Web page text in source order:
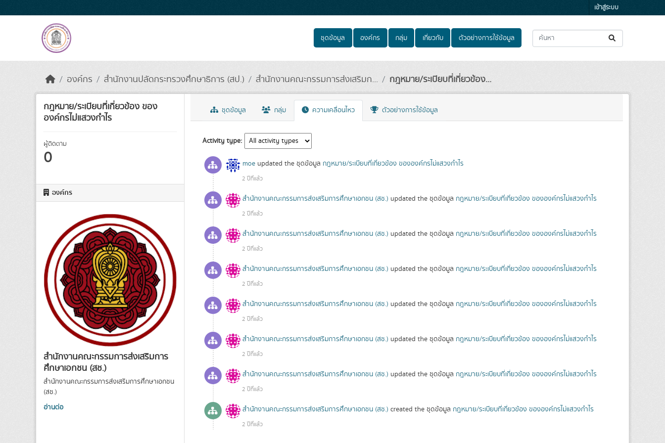
เข้าสู่ระบบ
ชุดข้อมูล องค์กร กลุ่ม เกี่ยวกับ ตัวอย่างการใช้ข้อมูล
องค์กร สำนักงานปลัดกระทรวงศึกษาธิการ (สป.) สำนักงานคณะกรรมการส่งเสริมก... กฎหมาย/ระเบียบที่เกี่ยวข้อง...
กฎหมาย/ระเบียบที่เกี่ยวข้อง ของ
องค์กรไม่แสวงกำไร
ผู้ติดตาม
0
องค์กร
สำนักงานคณะกรรมการส่งเสริมการ
ศึกษาเอกชน (สช.)
สำนักงานคณะกรรมการส่งเสริมการศึกษาเอกชน
(สช.)
อ่านต่อ
ชุดข้อมูล กลุ่ม ความเคลื่อนไหว ตัวอย่างการใช้ข้อมูล
Activity type
moe updated the ชุดข้อมูลกฎหมาย/ระเบียบที่เกี่ยวข้อง ขององค์กรไม่แสวงกำไร
2 ปีที่แล้ว
สำนักงานคณะกรรมการส่งเสริมการศึกษาเอกชน (สช.) updated the ชุดข้อมูลกฎหมาย/ระเบียบที่เกี่ยวข้อง ขององค์กรไม่แสวงกำไร
2 ปีที่แล้ว
สำนักงานคณะกรรมการส่งเสริมการศึกษาเอกชน (สช.) updated the ชุดข้อมูลกฎหมาย/ระเบียบที่เกี่ยวข้อง ขององค์กรไม่แสวงกำไร
2 ปีที่แล้ว
สำนักงานคณะกรรมการส่งเสริมการศึกษาเอกชน (สช.) updated the ชุดข้อมูลกฎหมาย/ระเบียบที่เกี่ยวข้อง ขององค์กรไม่แสวงกำไร
2 ปีที่แล้ว
สำนักงานคณะกรรมการส่งเสริมการศึกษาเอกชน (สช.) updated the ชุดข้อมูลกฎหมาย/ระเบียบที่เกี่ยวข้อง ขององค์กรไม่แสวงกำไร
2 ปีที่แล้ว
สำนักงานคณะกรรมการส่งเสริมการศึกษาเอกชน (สช.) updated the ชุดข้อมูลกฎหมาย/ระเบียบที่เกี่ยวข้อง ขององค์กรไม่แสวงกำไร
2 ปีที่แล้ว
สำนักงานคณะกรรมการส่งเสริมการศึกษาเอกชน (สช.) updated the ชุดข้อมูลกฎหมาย/ระเบียบที่เกี่ยวข้อง ขององค์กรไม่แสวงกำไร
2 ปีที่แล้ว
สำนักงานคณะกรรมการส่งเสริมการศึกษาเอกชน (สช.) created the ชุดข้อมูลกฎหมาย/ระเบียบที่เกี่ยวข้อง ขององค์กรไม่แสวงกำไร
2 ปีที่แล้ว